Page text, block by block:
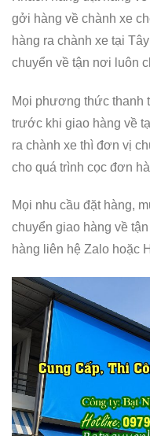
gởi hàng về chành xe
hàng ra chành xe tại
chuyển về tận nơi luôn
Mọi phương thức thanh
trước khi giao hàng về
ra chành xe thì đơn vị
cho quá trình cọc đơn
Mọi nhu cầu đặt hàng,
chuyển giao hàng về
hàng liên hệ Zalo hoặc